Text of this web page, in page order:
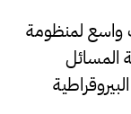
واسع لمنظومة
المسائل